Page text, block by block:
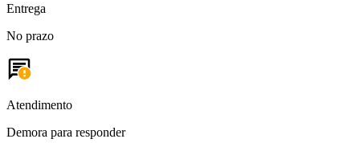
Entrega
No prazo
Atendimento
Demora para responder